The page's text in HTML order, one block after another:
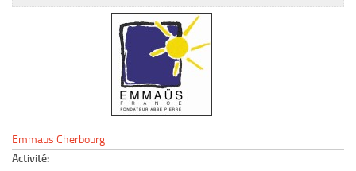
Le marché du mobilier d’occasion
Emmaus Cherbourg
Activité: